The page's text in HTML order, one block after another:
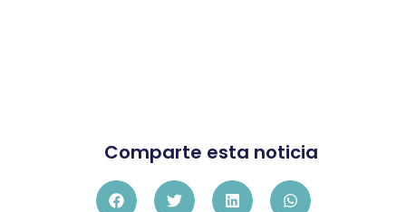
Comparte esta noticia